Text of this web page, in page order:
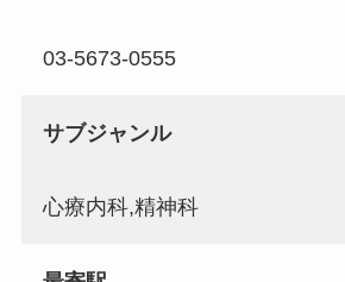
03-5673-0555
サブジャンル
心療内科,精神科